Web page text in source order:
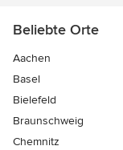
Beliebte Orte
Aachen
Basel
Bielefeld
Braunschweig
Chemnitz